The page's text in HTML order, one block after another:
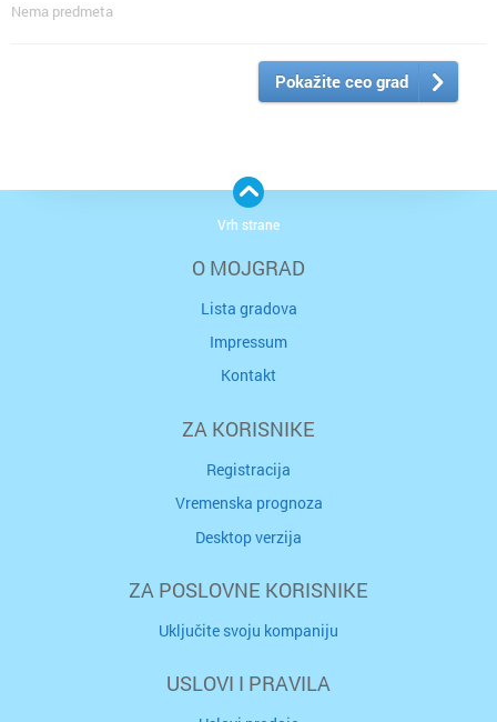
Nema predmeta
Pokažite ceo grad
O MOJGRAD
Lista gradova
Impressum
Kontakt
ZA KORISNIKE
Registracija
Vremenska prognoza
Desktop verzija
ZA POSLOVNE KORISNIKE
Uključite svoju kompaniju
USLOVI I PRAVILA
Vrh strane